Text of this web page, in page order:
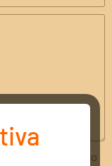
secondo quanto